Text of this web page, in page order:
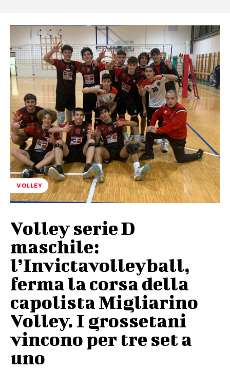
VOLLEY
Volley serie D
maschile:
l’Invictavolleyball,
ferma la corsa della
capolista Migliarino
Volley. I grossetani
vincono per tre set a
uno